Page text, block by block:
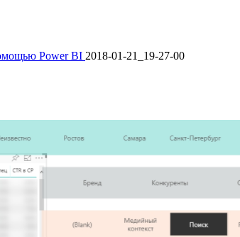
Power BI 2018-01-21_19-27-00